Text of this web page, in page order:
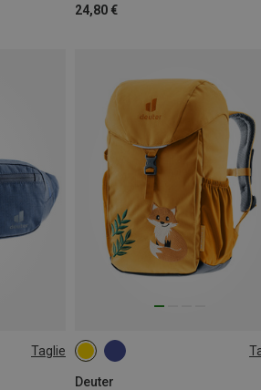
24,80 €
Taglie
Deuter
14L